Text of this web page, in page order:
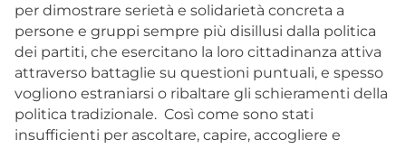
per dimostrare serietà e solidarietà concreta a
persone e gruppi sempre più disillusi dalla politica
dei partiti, che esercitano la loro cittadinanza attiva
attraverso battaglie su questioni puntuali, e spesso
vogliono estraniarsi o ribaltare gli schieramenti della
politica tradizionale. Così come sono stati
insufficienti per ascoltare, capire, accogliere e